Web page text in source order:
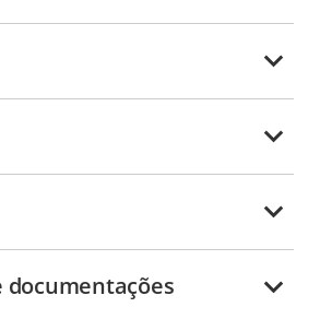
documentações